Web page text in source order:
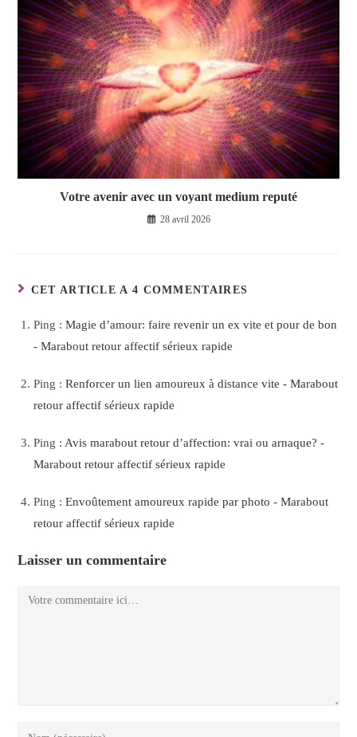
Votre avenir avec un voyant medium reputé
28 avril 2026
CET ARTICLE A 4 COMMENTAIRES
Ping :Magie d’amour: faire revenir un ex vite et pour de bon
- Marabout retour affectif sérieux rapide
Ping :Renforcer un lien amoureux à distance vite - Marabout
retour affectif sérieux rapide
Ping : Avis marabout retour d’affection: vrai ou arnaque? -
Marabout retour affectif sérieux rapide
Ping :Envoûtement amoureux rapide par photo - Marabout
retour affectif sérieux rapide
Laisser un commentaire